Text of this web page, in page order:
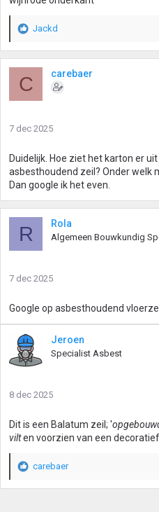
W
a
d
n
e
n
:
Jackd
C carebaer
7 dec 2025
Duidelijk. Hoe ziet het karton er
asbesthoudend zeil? Onder welk
Dan google ik het even.
R Rola
Algemeen Bouwkundig
7 dec 2025
Google op asbesthoudend
Jeroen
Specialist Asbest
8 dec 2025
Dit is een Balatum zeil; '
vilten voorzien van een
W
carebaer